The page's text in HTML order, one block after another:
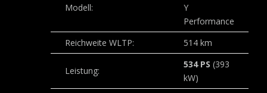
Modell:
Y
Performance
Reichweite WLTP:
514 km
Leistung:
534 PS (393
kW)